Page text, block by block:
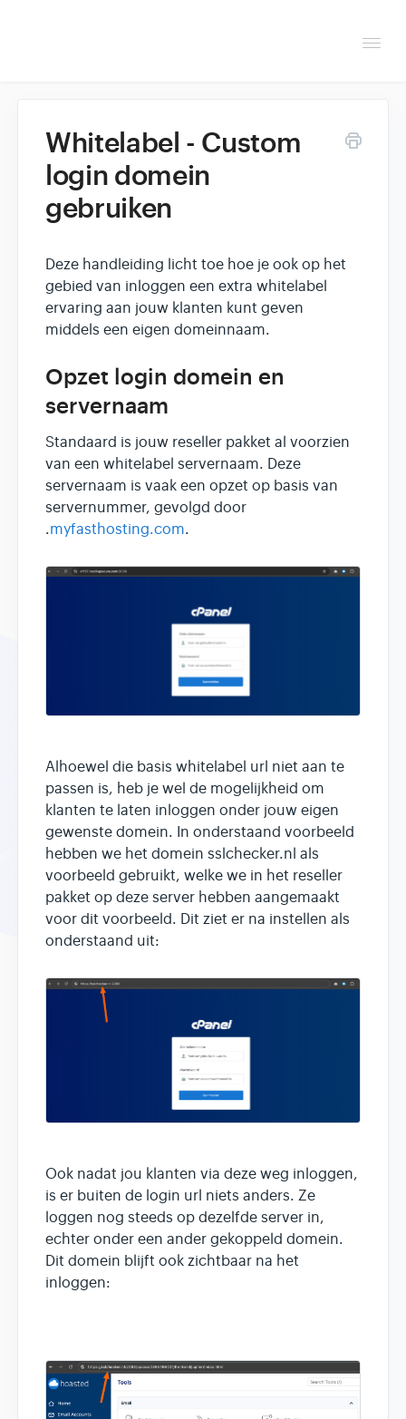
Helpdesk
Optimaliseren & debuggen
Contact
Whitelabel - Custom
login domein
gebruiken
Deze handleiding licht toe hoe je ook op het
gebied van inloggen een extra whitelabel
ervaring aan jouw klanten kunt geven
middels een eigen domeinnaam.
Opzet login domein en
servernaam
Standaard is jouw reseller pakket al voorzien
van een whitelabel servernaam. Deze
servernaam is vaak een opzet op basis van
servernummer, gevolgd door
.myfasthosting.com.
Alhoewel die basis whitelabel url niet aan te
passen is, heb je wel de mogelijkheid om
klanten te laten inloggen onder jouw eigen
gewenste domein. In onderstaand voorbeeld
hebben we het domein sslchecker.nl als
voorbeeld gebruikt, welke we in het reseller
pakket op deze server hebben aangemaakt
voor dit voorbeeld. Dit ziet er na instellen als
onderstaand uit:
Ook nadat jou klanten via deze weg inloggen,
is er buiten de login url niets anders. Ze
loggen nog steeds op dezelfde server in,
echter onder een ander gekoppeld domein.
Dit domein blijft ook zichtbaar na het
inloggen: